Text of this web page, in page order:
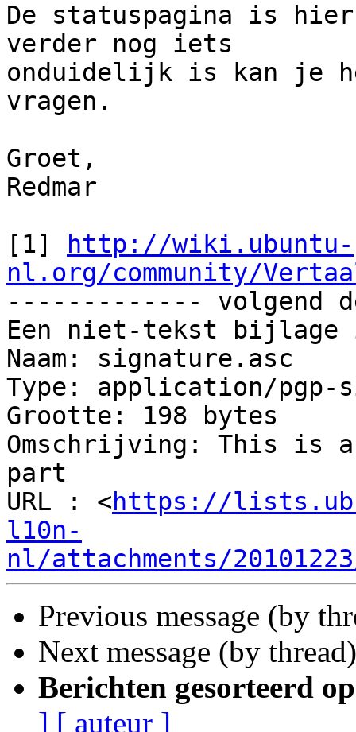
De statuspagina is
verder nog iets
onduidelijk is kan je
vragen.
Groet,
Redmar
[1]
http://wiki.ubuntu-
nl.org/community/
------------- volgend
Een niet-tekst
Naam: signature.asc
Type: application/pgp-
Grootte: 198 bytes
Omschrijving: This is
part
URL : <https://
l10n-
nl/attachments/
Previous message (by
Next message (by
Berichten gesorteerd
] [ auteur ]